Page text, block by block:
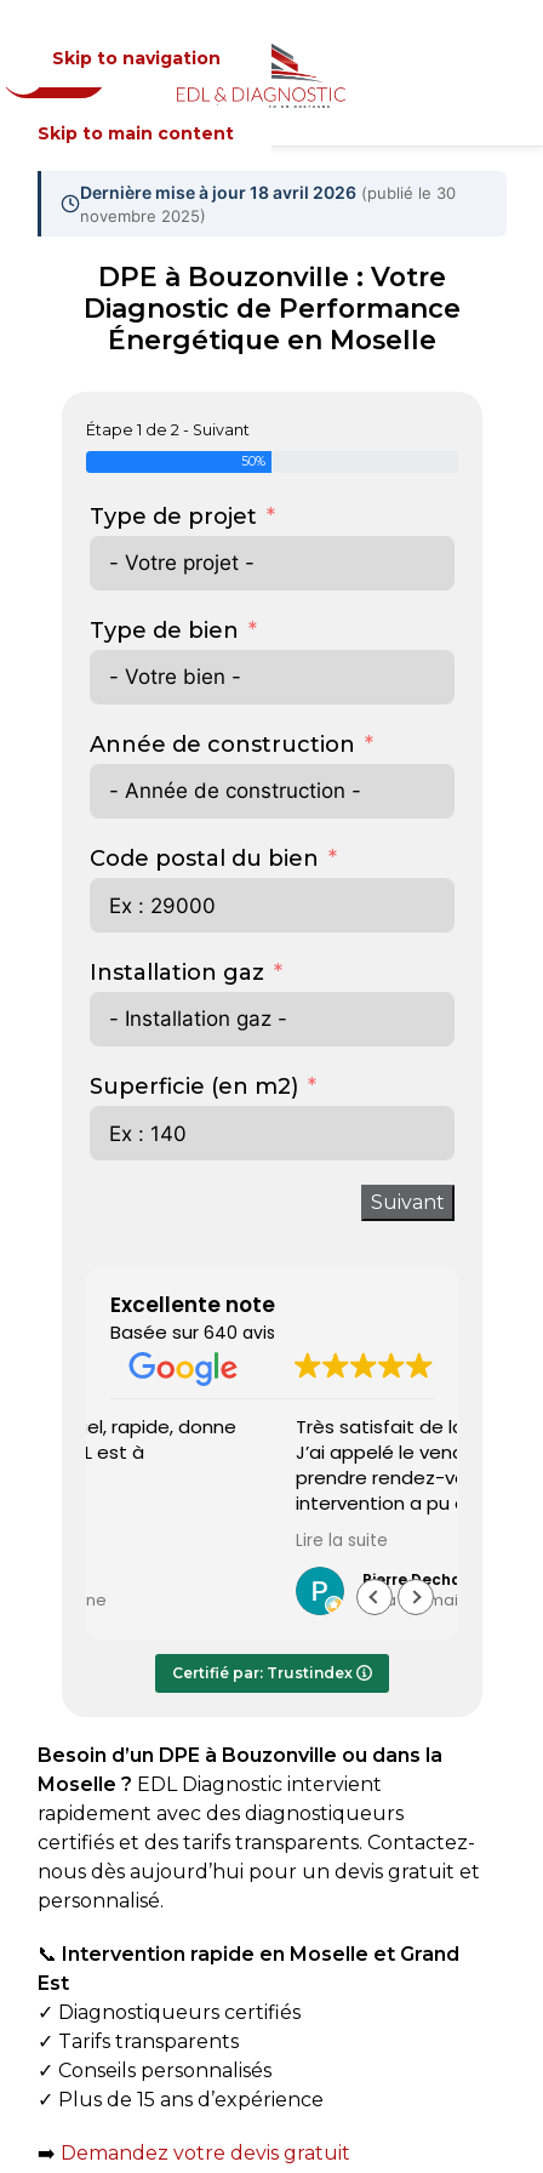
Skip to navigation
Skip to main content
MENU
Dernière mise à jour 18 avril 2026 (publié le 30
novembre 2025)
DPE à Bouzonville : Votre
Diagnostic de Performance
Énergétique en Moselle
Étape 1 de 2 - Suivant
50%
Type de projet
Type de bien
Année de construction
Code postal du bien
Installation gaz
Superficie (en m2)
Suivant
Excellente note
Basée sur 640 avis
Très satisfait de la prestation.
J’ai appelé le vendredi pour
prendre rendez-vous et une
intervention a pu être programmée
Le diagnostiqueur est arrivé à
l’heure, a été très professionnel,
efficace et a pris le temps de
Le rapport de diagnostic m’a été
transmis dès le lundi soir, ce qui est
recommande sans hésiter.
Pierre Dechaume
Certifié par: Trustindex
Besoin d’un DPE à Bouzonville ou dans la
Moselle ? EDL Diagnostic intervient
rapidement avec des diagnostiqueurs
certifiés et des tarifs transparents. Contactez-
nous dès aujourd’hui pour un devis gratuit et
personnalisé.
📞
Intervention rapide en Moselle et Grand
Est
✓ Diagnostiqueurs certifiés
✓ Tarifs transparents
✓ Conseils personnalisés
✓ Plus de 15 ans d’expérience
➡️ Demandez votre devis gratuit